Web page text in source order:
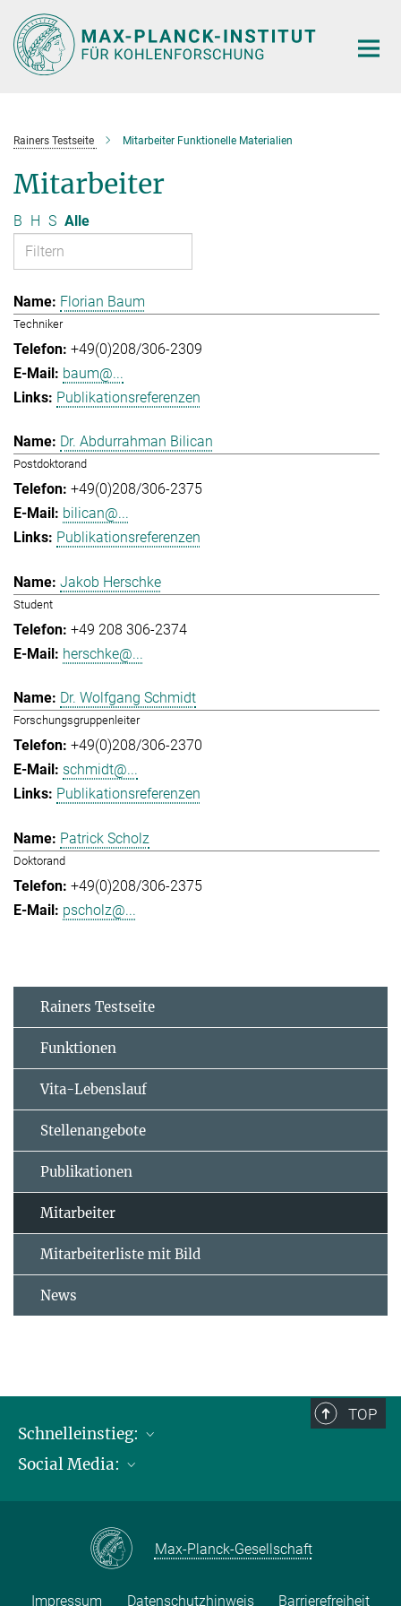
Hauptinhalt
Rainers Testseite Mitarbeiter Funktionelle Materialien
Mitarbeiter
B H S Alle
Florian Baum
Techniker
+49(0)208/306-2309
baum@...
Publikationsreferenzen
Dr. Abdurrahman Bilican
Postdoktorand
+49(0)208/306-2375
bilican@...
Publikationsreferenzen
Jakob Herschke
Student
+49 208 306-2374
herschke@...
Dr. Wolfgang Schmidt
Forschungsgruppenleiter
+49(0)208/306-2370
schmidt@...
Publikationsreferenzen
Patrick Scholz
Doktorand
+49(0)208/306-2375
pscholz@...
Rainers Testseite
Funktionen
Vita-Lebenslauf
Stellenangebote
Publikationen
Mitarbeiter
Mitarbeiterliste mit Bild
News
TOP
Schnelleinstieg:
Publikationen
Kontakt und Anfahrtsbeschreibung
Social Media:
Max-Planck-Gesellschaft
Impressum Datenschutzhinweis Barrierefreiheit